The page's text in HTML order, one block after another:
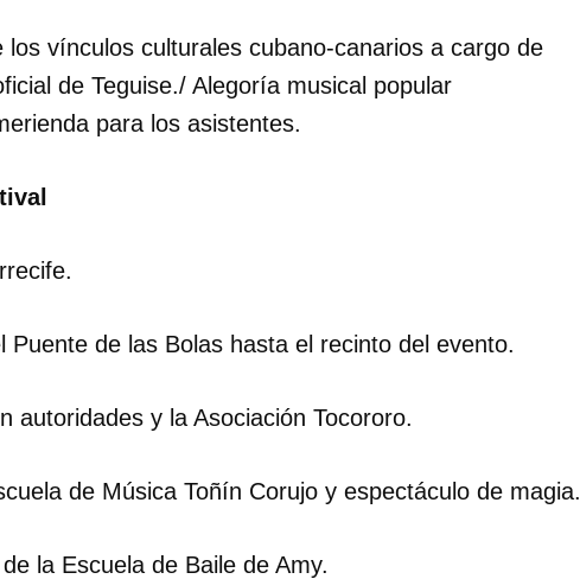
los vínculos culturales cubano-canarios a cargo de
de Teguise./ Alegoría musical popular
para los asistentes.
Puente de las Bolas hasta el recinto del evento.
autoridades y la Asociación Tocororo.
de Música Toñín Corujo y espectáculo de magia.
la Escuela de Baile de Amy.